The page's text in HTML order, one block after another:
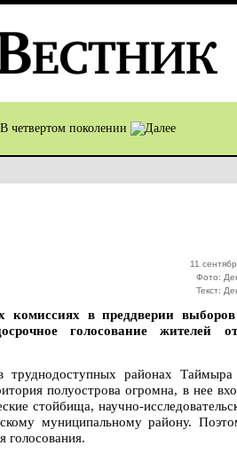
В четвертом поколении
11
Фото:
Текст:
комиссиях в преддверии выборов
голосование жителей
труднодоступных районах Таймыра
полуострова огромна, в нее
стойбища, научно-
муниципальному району.
голосования.